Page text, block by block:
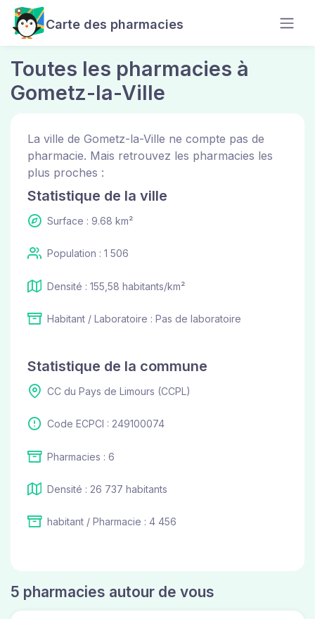
Carte des pharmacies
Toutes les pharmacies à
Gometz-la-Ville
La ville de Gometz-la-Ville ne compte pas de
pharmacie. Mais retrouvez les pharmacies les
plus proches :
Statistique de la ville
Surface : 9.68 km²
Population : 1 506
Densité : 155,58 habitants/km²
Habitant / Laboratoire : Pas de laboratoire
Statistique de la commune
CC du Pays de Limours (CCPL)
Code ECPCI : 249100074
Pharmacies : 6
Densité : 26 737 habitants
habitant / Pharmacie : 4 456
5 pharmacies autour de vous